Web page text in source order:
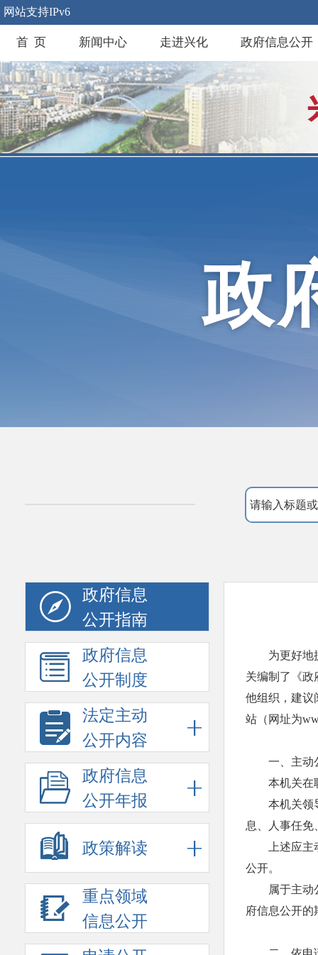
网站支持IPv6
首 页 新闻中心 走进兴化 政府信息公开
政
政府信息
公开指南
政府信息
公开制度
法定主动
公开内容
政府信息
公开年报
政策解读
重点领域
信息公开
为更好地
关编制了《政
他组织，建议
站（网址为
一、主动
本机关在
本机关领
息、人事任免
上述应
公开。
属于主动
府信息公开